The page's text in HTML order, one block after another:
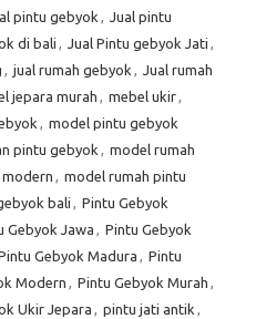
pintu gebyok , Jual pintu
di bali , Jual Pintu gebyok Jati ,
, jual rumah gebyok , Jual rumah
jepara murah , mebel ukir,
, model pintu gebyok
pintu gebyok , model rumah
, model rumah pintu
bali , Pintu Gebyok
Gebyok Jawa , Pintu Gebyok
Gebyok Madura , Pintu
Modern , Pintu Gebyok Murah ,
Ukir Jepara , pintu jati antik ,